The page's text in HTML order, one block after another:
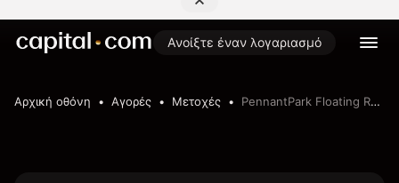
Ανοίξτε έναν λογαριασμό
Αρχική οθόνη Αγορές Μετοχές PennantPark Floating Rate Capital Ltd